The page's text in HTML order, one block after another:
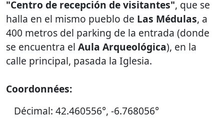
"Centro de recepción de visitantes", que se
halla en el mismo pueblo de Las Médulas, a
400 metros del parking de la entrada (donde
se encuentra el Aula Arqueológica), en la
calle principal, pasada la Iglesia.
Coordonnées:
Décimal: 42.460556°, -6.768056°